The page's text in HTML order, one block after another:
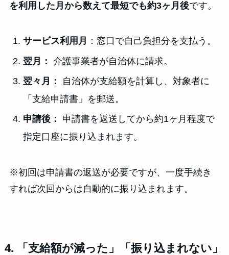
を利用した月から数えて最短でも約3ヶ月後です。
サービス利用月
：窓口で自己負担分を支払う。
翌月： 介護事業者が自治体に請求。
翌々月：
自治体が支給額を計算し、対象者に
「支給申請書」を郵送。
申請後：
申請書を返送してから約1ヶ月程度で
指定口座に振り込まれます。
※初回は申請書の返送が必要ですが、一度手続き
すれば次回からは自動的に振り込まれます。
4. 「支給額が減った」「振り込まれない」